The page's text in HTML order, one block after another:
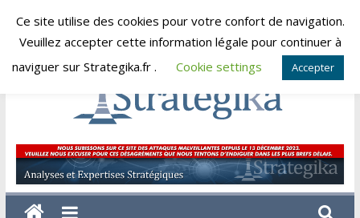
Skip
samedi, août 8, 2026
Strategika
Expertise
et
Ce site utilise des cookies pour votre confort de navigation.
Veuillez accepter cette information légale pour continuer à
naviguer sur Strategika.fr .
Cookie settings Accepter